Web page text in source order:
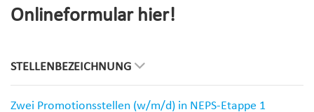
Onlineformular hier!
STELLENBEZEICHNUNG
Zwei Promotionsstellen (w/m/d) in NEPS-Etappe 1